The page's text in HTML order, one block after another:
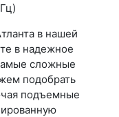
в нашей
в надежное
сложные
подобрать
подъемные